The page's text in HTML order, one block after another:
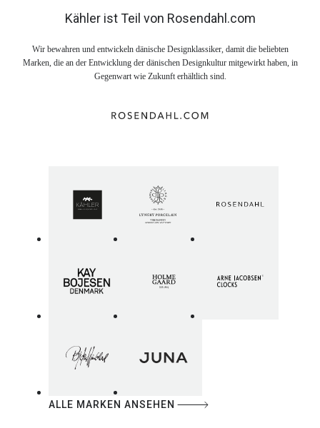
Kähler ist Teil von Rosendahl.com
Wir bewahren und entwickeln dänische Designklassiker, damit die beliebten
Marken, die an der Entwicklung der dänischen Designkultur mitgewirkt haben, in
Gegenwart wie Zukunft erhältlich sind.
ALLE MARKEN ANSEHEN